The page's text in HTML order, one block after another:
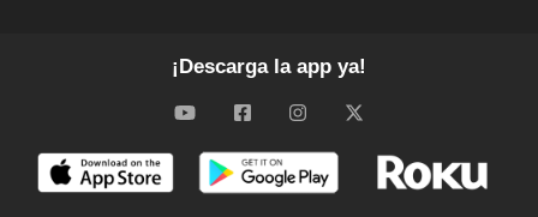
¡Descarga la app ya!